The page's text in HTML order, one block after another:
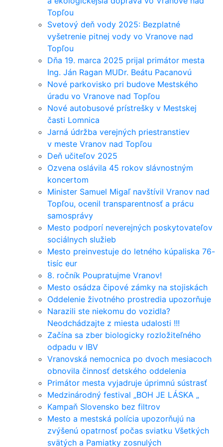
Topľou
Svetový deň vody 2025: Bezplatné
vyšetrenie pitnej vody vo Vranove nad
Topľou
Dňa 19. marca 2025 prijal primátor mesta
Ing. Ján Ragan MUDr. Beátu Pacanovú
Nové parkovisko pri budove Mestského
úradu vo Vranove nad Topľou
Nové autobusové prístrešky v Mestskej
časti Lomnica
Jarná údržba verejných priestranstiev
v meste Vranov nad Topľou
Deň učiteľov 2025
Ozvena oslávila 45 rokov slávnostným
koncertom
Minister Samuel Migaľ navštívil Vranov nad
Topľou, ocenil transparentnosť a prácu
samosprávy
Mesto podporí neverejných poskytovateľov
sociálnych služieb
Mesto preinvestuje do letného kúpaliska 76-
tisíc eur
8. ročník Poupratujme Vranov!
Mesto osádza čipové zámky na stojiskách
Oddelenie životného prostredia upozorňuje
Narazili ste niekomu do vozidla?
Neodchádzajte z miesta udalosti !!!
Začína sa zber biologicky rozložiteľného
odpadu v IBV
Vranovská nemocnica po dvoch mesiacoch
obnovila činnosť detského oddelenia
Primátor mesta vyjadruje úprimnú sústrasť
Medzinárodný festival „BOH JE LÁSKA „
Kampaň Slovensko bez filtrov
Mesto a mestská polícia upozorňujú na
zvýšenú opatrnosť počas sviatku Všetkých
svätých a Pamiatky zosnulých